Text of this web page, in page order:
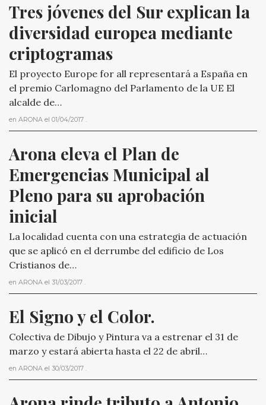
Tres jóvenes del Sur explican la
diversidad europea mediante
criptogramas
El proyecto Europe for all representará a España en
el premio Carlomagno del Parlamento de la UE El
alcalde de…
en ARONA el 01/04/2017 .
Arona eleva el Plan de
Emergencias Municipal al
Pleno para su aprobación
inicial
La localidad cuenta con una estrategia de actuación
que se aplicó en el derrumbe del edificio de Los
Cristianos de…
en ARONA el 31/03/2017 .
El Signo y el Color.
Colectiva de Dibujo y Pintura va a estrenar el 31 de
marzo y estará abierta hasta el 22 de abril…
en ARONA el 30/03/2017 .